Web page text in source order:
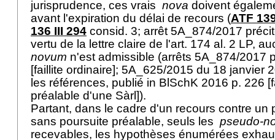
jurisprudence, ces vrais nova doivent
avant l'expiration du délai de recours (ATF
136 III 294 consid. 3; arrêt 5A_874/2017
vertu de la lettre claire de l'art. 174 al. 2 LP,
novum n'est admissible (arrêts 5A_874/2017
[faillite ordinaire]; 5A_625/2015 du 18 janvier
les références, publié in BlSchK 2016 p. 226
préalable d'une Sàrl]).
Partant, dans le cadre d'un recours contre un
sans poursuite préalable, seuls les pseudo-
recevables, les hypothèses énumérées